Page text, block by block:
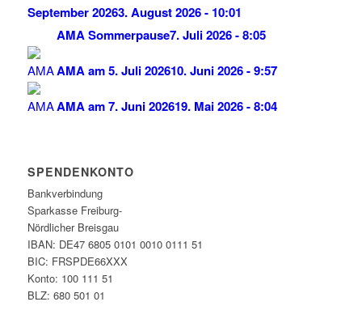
September 20263. August 2026 - 10:01
AMA Sommerpause7. Juli 2026 - 8:05
AMA am 5. Juli 202610. Juni 2026 - 9:57
AMA am 7. Juni 202619. Mai 2026 - 8:04
SPENDENKONTO
Bankverbindung
Sparkasse Freiburg-
Nördlicher Breisgau
IBAN: DE47 6805 0101 0010 0111 51
BIC: FRSPDE66XXX
Konto: 100 111 51
BLZ: 680 501 01